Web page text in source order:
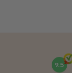
9.5